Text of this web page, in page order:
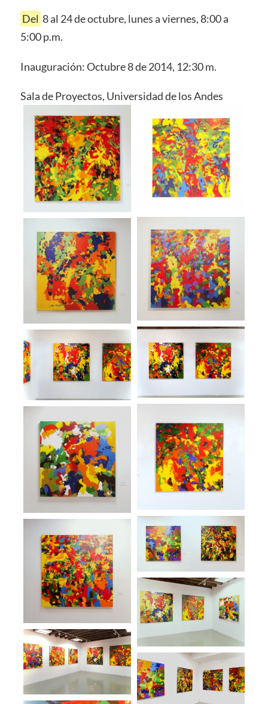
Del 8 al 24 de octubre, lunes a viernes, 8:00 a
5:00 p.m.
Inauguración: Octubre 8 de 2014, 12:30 m.
Sala de Proyectos, Universidad de los Andes